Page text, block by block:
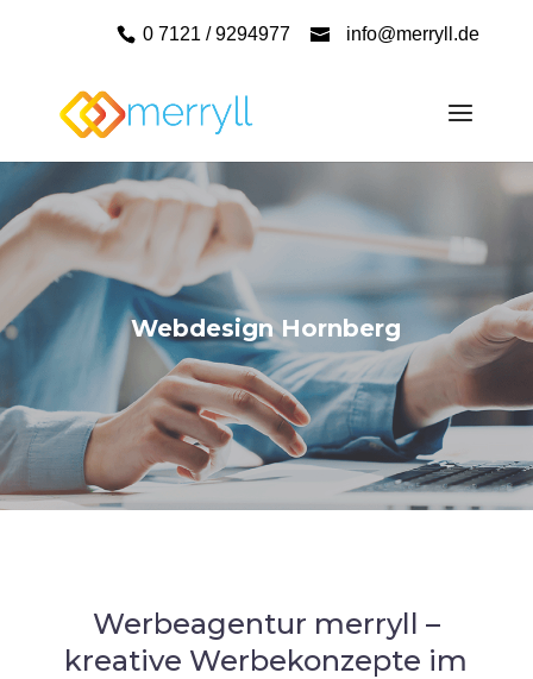
0 7121 / 9294977 info@merryll.de
Webdesign Hornberg
Werbeagentur merryll –
kreative Werbekonzepte im